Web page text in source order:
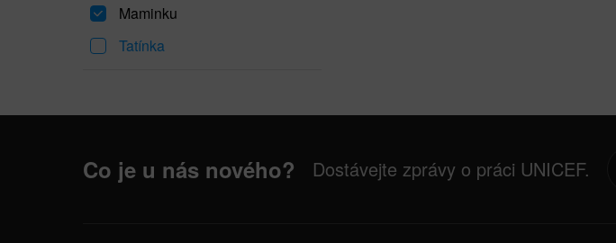
Maminku
Tatínka
Co je u nás nového? Dostávejte zprávy o práci UNICEF.